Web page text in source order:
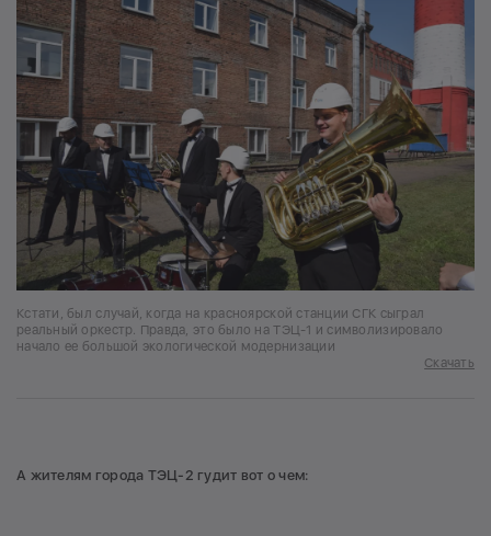
Кстати, был случай, когда на красноярской станции СГК сыграл
реальный оркестр. Правда, это было на ТЭЦ-1 и символизировало
начало ее большой экологической модернизации
Скачать
А жителям города ТЭЦ-2 гудит вот о чем: